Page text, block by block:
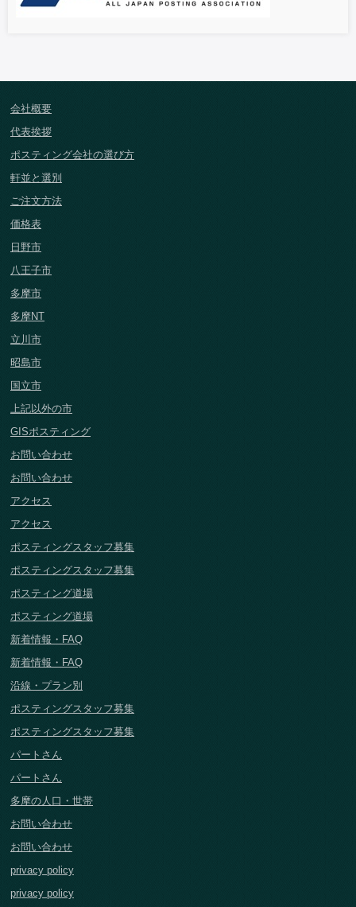
会社概要
代表挨拶
ポスティング会社の選び方
軒並と選別
ご注文方法
価格表
日野市
八王子市
多摩市
多摩NT
立川市
昭島市
国立市
上記以外の市
GISポスティング
お問い合わせ
お問い合わせ
アクセス
アクセス
ポスティングスタッフ募集
ポスティングスタッフ募集
ポスティング道場
ポスティング道場
新着情報・FAQ
新着情報・FAQ
沿線・プラン別
ポスティングスタッフ募集
ポスティングスタッフ募集
パートさん
パートさん
多摩の人口・世帯
お問い合わせ
お問い合わせ
privacy policy
privacy policy